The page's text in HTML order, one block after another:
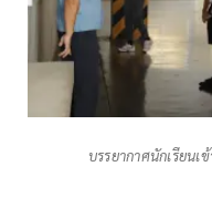
บรรยากาศนักเรียนเ